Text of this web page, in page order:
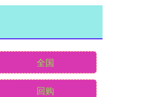
全国
回购